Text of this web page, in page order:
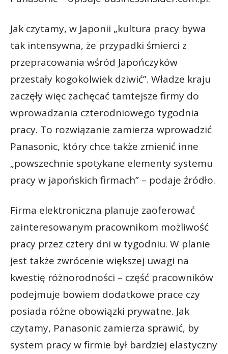
Jak czytamy, w Japonii „kultura pracy bywa
tak intensywna, że przypadki śmierci z
przepracowania wśród Japończyków
przestały kogokolwiek dziwić”. Władze kraju
zaczęły więc zachęcać tamtejsze firmy do
wprowadzania czterodniowego tygodnia
pracy. To rozwiązanie zamierza wprowadzić
Panasonic, który chce także zmienić inne
„powszechnie spotykane elementy systemu
pracy w japońskich firmach” – podaje źródło.
Firma elektroniczna planuje zaoferować
zainteresowanym pracownikom możliwość
pracy przez cztery dni w tygodniu. W planie
jest także zwrócenie większej uwagi na
kwestię różnorodności – część pracowników
podejmuje bowiem dodatkowe prace czy
posiada różne obowiązki prywatne. Jak
czytamy, Panasonic zamierza sprawić, by
system pracy w firmie był bardziej elastyczny